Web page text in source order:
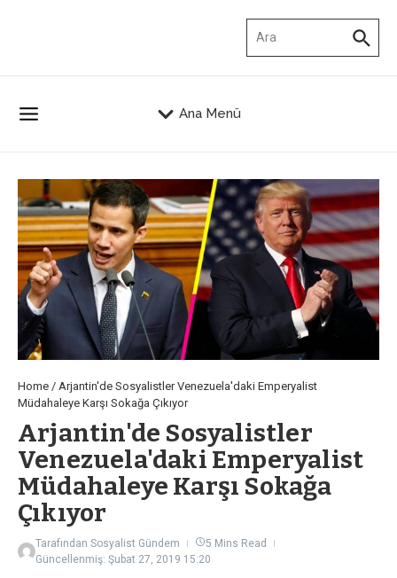
Ana Menü
Home / Arjantin'de Sosyalistler Venezuela'daki Emperyalist
Müdahaleye Karşı Sokağa Çıkıyor
Arjantin'de Sosyalistler
Venezuela'daki Emperyalist
Müdahaleye Karşı Sokağa
Çıkıyor
Tarafından Sosyalist Gündem
5 Mins Read
Güncellenmiş: Şubat 27, 2019 15:20